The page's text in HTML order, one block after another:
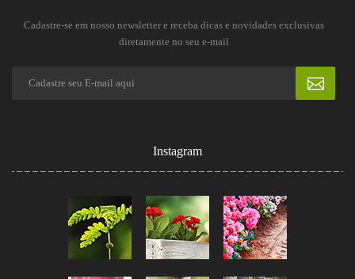
Cadastre-se em nosso newsletter e receba dicas e novidades exclusivas
diretamente no seu e-mail
Instagram